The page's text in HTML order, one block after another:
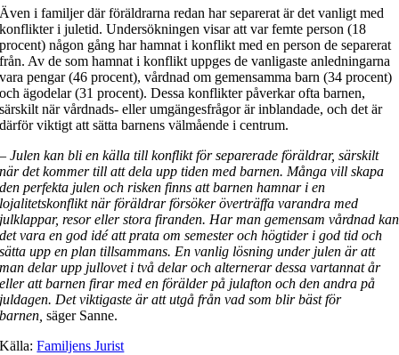
Även i familjer där föräldrarna redan har separerat är det vanligt med
konflikter i juletid. Undersökningen visar att var femte person (18
procent) någon gång har hamnat i konflikt med en person de separerat
från. Av de som hamnat i konflikt uppges de vanligaste anledningarna
vara pengar (46 procent), vårdnad om gemensamma barn (34 procent)
och ägodelar (31 procent). Dessa konflikter påverkar ofta barnen,
särskilt när vårdnads- eller umgängesfrågor är inblandade, och det är
därför viktigt att sätta barnens välmående i centrum.
–Julen kan bli en källa till konflikt för separerade föräldrar, särskilt
när det kommer till att dela upp tiden med barnen. Många vill skapa
den perfekta julen och risken finns att barnen hamnar i en
lojalitetskonflikt när föräldrar försöker överträffa varandra med
julklappar, resor eller stora firanden. Har man gemensam vårdnad kan
det vara en god idé att prata om semester och högtider i god tid och
sätta upp en plan tillsammans. En vanlig lösning under julen är att
man delar upp jullovet i två delar och alternerar dessa vartannat år
eller att barnen firar med en förälder på julafton och den andra på
juldagen. Det viktigaste är att utgå från vad som blir bäst för
barnen,säger Sanne.
Källa:Familjens Jurist